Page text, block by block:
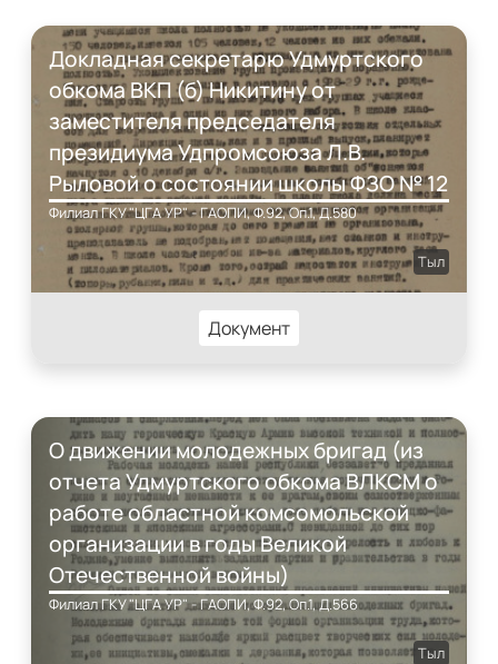
Докладная секретарю Удмуртского
обкома ВКП (б) Никитину от
заместителя председателя
президиума Удпромсоюза Л.В.
Рыловой о состоянии школы ФЗО № 12
Филиал ГКУ "ЦГА УР" - ГАОПИ, Ф.92, Оп.1, Д.580
Тыл
Документ
О движении молодежных бригад (из
отчета Удмуртского обкома ВЛКСМ о
работе областной комсомольской
организации в годы Великой
Отечественной войны)
Филиал ГКУ "ЦГА УР" - ГАОПИ, Ф.92, Оп.1, Д.566
Тыл